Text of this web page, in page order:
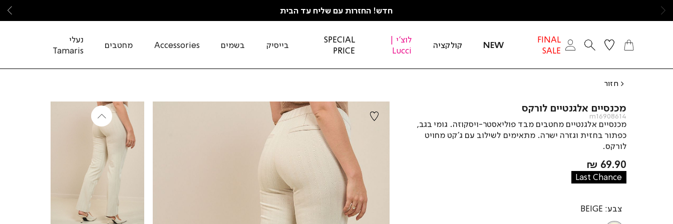
חדש! החזרות עם שליח עד הבית
FINAL
SALE
NEW קולקציה
לוצ'י |
Lucci
SPECIAL
PRICE
בייסיק בשמים Accessories מחטבים
נעלי
Tamaris
חזור
מכנסיים אלגנטיים לורקס
m16908614
מכנסיים אלגנטיים מחטבים מבד פוליאסטר-ויסקוזה. גומי בגב,
כפתור בחזית וגזרה ישרה. מתאימים לשילוב עם ג’קט מחויט
לורקס.
מחיר
מוצר
69.90 ₪
Last Chance
צבע BEIGE